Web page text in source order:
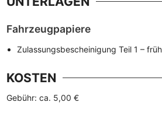
Fahrzeugpapiere
Zulassungsbescheinigung Teil 1 –
KOSTEN
Gebühr: ca. 5,00 €